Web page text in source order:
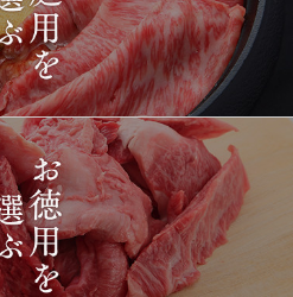
長野県
[ギフト] A5等級神戸牛
プレミアム霜降りももす
きやき 200g~1kg
東京都
神戸牛目録 選べるセッ